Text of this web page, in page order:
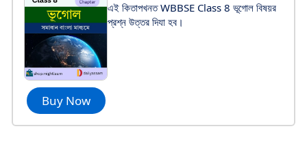
Buy Now
এই কিতাপখনত WBBSE Class 8 ভূগোল বিষয়র
প্রশ্ন উত্তর দিযা হব।